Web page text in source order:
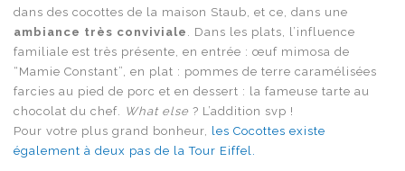
dans des cocottes de la maison Staub, et ce, dans une
ambiance très conviviale
. Dans les plats, l’influence
familiale est très présente, en entrée : œuf mimosa de
“Mamie Constant”, en plat : pommes de terre caramélisées
farcies au pied de porc et en dessert : la fameuse tarte au
chocolat du chef.
What else ? L’addition svp !
Pour votre plus grand bonheur, les Cocottes existe
également à deux pas de la Tour Eiffel.